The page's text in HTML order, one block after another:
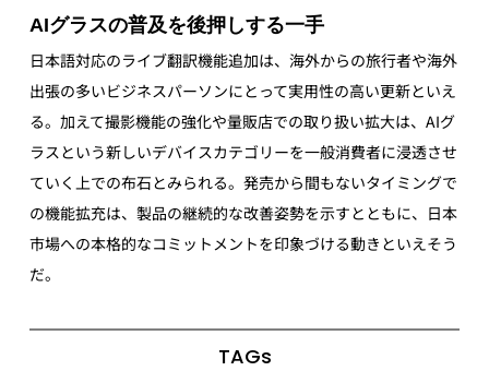
AIグラスの普及を後押しする一手
日本語対応のライブ翻訳機能追加は、海外からの旅行者や海外
出張の多いビジネスパーソンにとって実用性の高い更新といえ
る。加えて撮影機能の強化や量販店での取り扱い拡大は、AIグ
ラスという新しいデバイスカテゴリーを一般消費者に浸透させ
ていく上での布石とみられる。発売から間もないタイミングで
の機能拡充は、製品の継続的な改善姿勢を示すとともに、日本
市場への本格的なコミットメントを印象づける動きといえそう
だ。
TAGs